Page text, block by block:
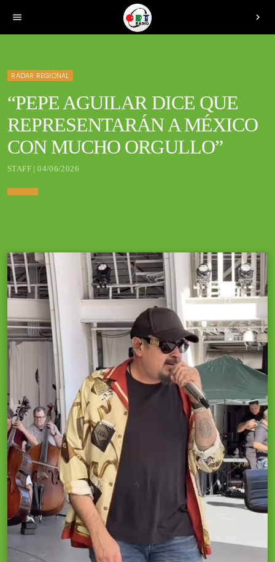
menu chevron_right
RADAR REGIONAL
“PEPE AGUILAR DICE QUE
REPRESENTARÁN A MÉXICO
CON MUCHO ORGULLO”
STAFF | 04/06/2026